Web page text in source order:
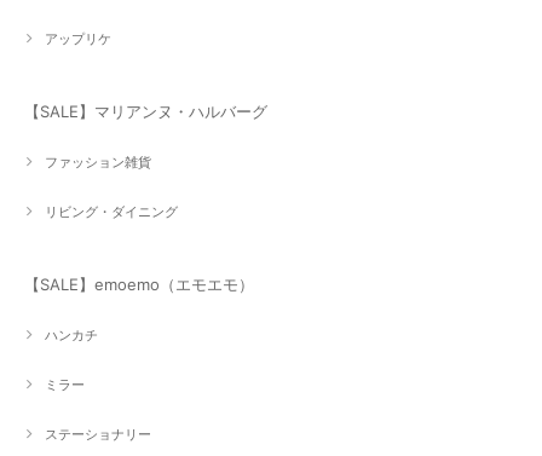
アップリケ
【SALE】マリアンヌ・ハルバーグ
ファッション雑貨
リビング・ダイニング
【SALE】emoemo（エモエモ）
ハンカチ
ミラー
ステーショナリー